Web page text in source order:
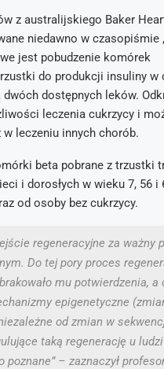
z australijskiego Baker
niedawno w czasopiśmie
jest pobudzenie komórek
do produkcji insuliny w
dostępnych leków.
leczenia cukrzycy i
leczeniu innych chorób.
beta pobrane z trzustki
i dorosłych w wieku 7, 56 i
od osoby bez cukrzycy.
regeneracyjne za ważny
Do tej pory proces
mu potwierdzenia, a
epigenetyczne
od zmian w
taką regenerację u ludzi
poznane” – zaznaczył